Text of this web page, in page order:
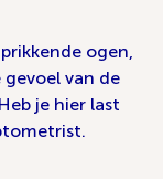
ogen,
van de
je hier last